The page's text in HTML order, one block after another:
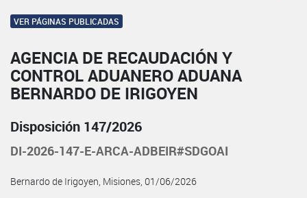
VER PÁGINAS PUBLICADAS
AGENCIA DE RECAUDACIÓN Y
CONTROL ADUANERO ADUANA
BERNARDO DE IRIGOYEN
Disposición 147/2026
DI-2026-147-E-ARCA-ADBEIR#SDGOAI
Bernardo de Irigoyen, Misiones, 01/06/2026